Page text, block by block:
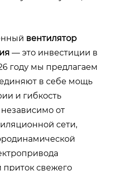
вентилятор
— это инвестиции в
году мы предлагаем
в себе мощь
и гибкость
от
сети,
приток свежего